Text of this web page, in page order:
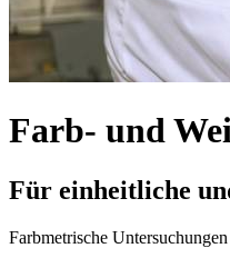
Farb- und
Für einheitliche
Farbmetrische Untersuchungen